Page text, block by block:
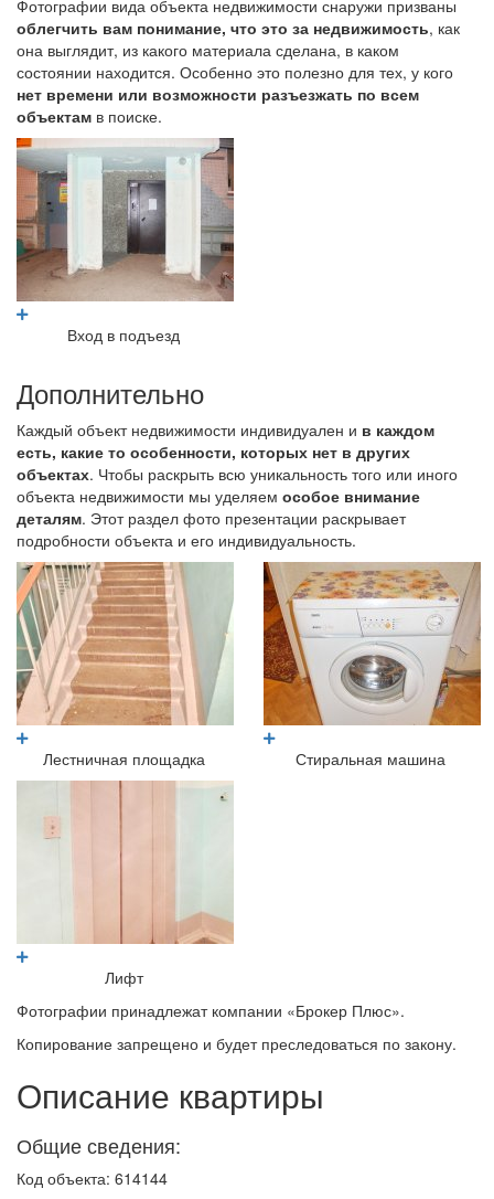
Фотографии вида объекта недвижимости снаружи призваны
облегчить вам понимание, что это за недвижимость, как
она выглядит, из какого материала сделана, в каком
состоянии находится. Особенно это полезно для тех, у кого
нет времени или возможности разъезжать по всем
объектам в поиске.
Вход в подъезд
Дополнительно
Каждый объект недвижимости индивидуален и в каждом
есть, какие то особенности, которых нет в других
объектах. Чтобы раскрыть всю уникальность того или иного
объекта недвижимости мы уделяем особое внимание
деталям. Этот раздел фото презентации раскрывает
подробности объекта и его индивидуальность.
Лестничная площадка Стиральная машина
Лифт
Фотографии принадлежат компании «Брокер Плюс».
Копирование запрещено и будет преследоваться по закону.
Описание квартиры
Общие сведения:
Код объекта: 614144